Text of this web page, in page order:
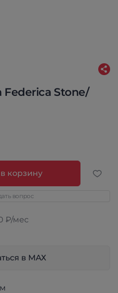
Stone/
корзину
вопрос
₽/мес
в МАХ